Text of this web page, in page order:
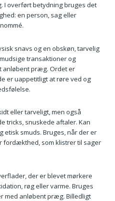
I overført betydning bruges det
en person, sag eller
snavs og en obskøn, tarvelig
transaktioner og
anløbent præg. Ordet er
er uappetitligt at røre ved og
eller tarveligt, men også
tricks, snuskede aftaler. Kan
smuds. Bruges, når der er
fordækthed, som klistrer til sager
der er blevet mørkere
røg eller varme. Bruges
med anløbent præg. Billedligt